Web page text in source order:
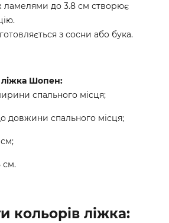
ламелями до 3.8 см створює
з сосни або бука.
ліжка Шопен:
спального місця;
довжини спального місця;
см.
кольорів ліжка: